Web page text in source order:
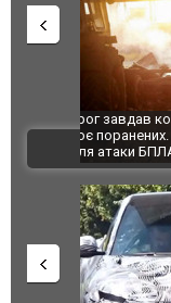
За 2000
склад